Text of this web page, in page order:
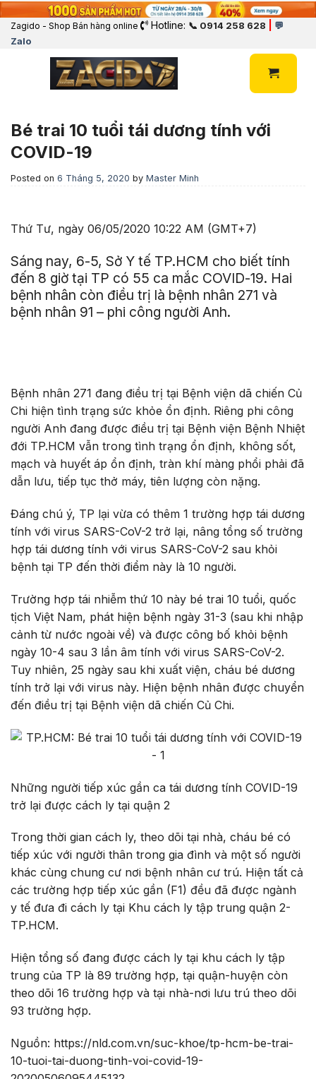
Zagido - Shop Bán hàng online Hotline: 📞 0914 258 628
💬
Zalo
Bé trai 10 tuổi tái dương tính với
COVID-19
Posted on 6 Tháng 5, 2020 by Master Minh
Thứ Tư, ngày 06/05/2020 10:22 AM (GMT+7)
Sáng nay, 6-5, Sở Y tế TP.HCM cho biết tính
đến 8 giờ tại TP có 55 ca mắc COVID-19. Hai
bệnh nhân còn điều trị là bệnh nhân 271 và
bệnh nhân 91 – phi công người Anh.
Bệnh nhân 271 đang điều trị tại Bệnh viện dã chiến Củ
Chi hiện tình trạng sức khỏe ổn định. Riêng phi công
người Anh đang được điều trị tại Bệnh viện Bệnh Nhiệt
đới TP.HCM vẫn trong tình trạng ổn định, không sốt,
mạch và huyết áp ổn định, tràn khí màng phổi phải đã
dẫn lưu, tiếp tục thở máy, tiên lượng còn nặng.
Đáng chú ý, TP lại vừa có thêm 1 trường hợp tái dương
tính với virus SARS-CoV-2 trở lại, nâng tổng số trường
hợp tái dương tính với virus SARS-CoV-2 sau khỏi
bệnh tại TP đến thời điểm này là 10 người.
Trường hợp tái nhiễm thứ 10 này bé trai 10 tuổi, quốc
tịch Việt Nam, phát hiện bệnh ngày 31-3 (sau khi nhập
cảnh từ nước ngoài về) và được công bố khỏi bệnh
ngày 10-4 sau 3 lần âm tính với virus SARS-CoV-2.
Tuy nhiên, 25 ngày sau khi xuất viện, cháu bé dương
tính trở lại với virus này. Hiện bệnh nhân được chuyển
đến điều trị tại Bệnh viện dã chiến Củ Chi.
Những người tiếp xúc gần ca tái dương tính COVID-19
trở lại được cách ly tại quận 2
Trong thời gian cách ly, theo dõi tại nhà, cháu bé có
tiếp xúc với người thân trong gia đình và một số người
khác cùng chung cư nơi bệnh nhân cư trú. Hiện tất cả
các trường hợp tiếp xúc gần (F1) đều đã được ngành
y tế đưa đi cách ly tại Khu cách ly tập trung quận 2-
TP.HCM.
Hiện tổng số đang được cách ly tại khu cách ly tập
trung của TP là 89 trường hợp, tại quận-huyện còn
theo dõi 16 trường hợp và tại nhà-nơi lưu trú theo dõi
93 trường hợp.
Nguồn: https://nld.com.vn/suc-khoe/tp-hcm-be-trai-
10-tuoi-tai-duong-tinh-voi-covid-19-